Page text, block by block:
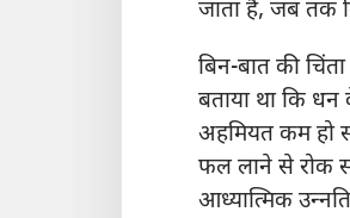
जाता है, जब तक
बिन-बात की
बताया था कि
अहमियत कम हो
फल लाने से रोक
आध्यात्मिक